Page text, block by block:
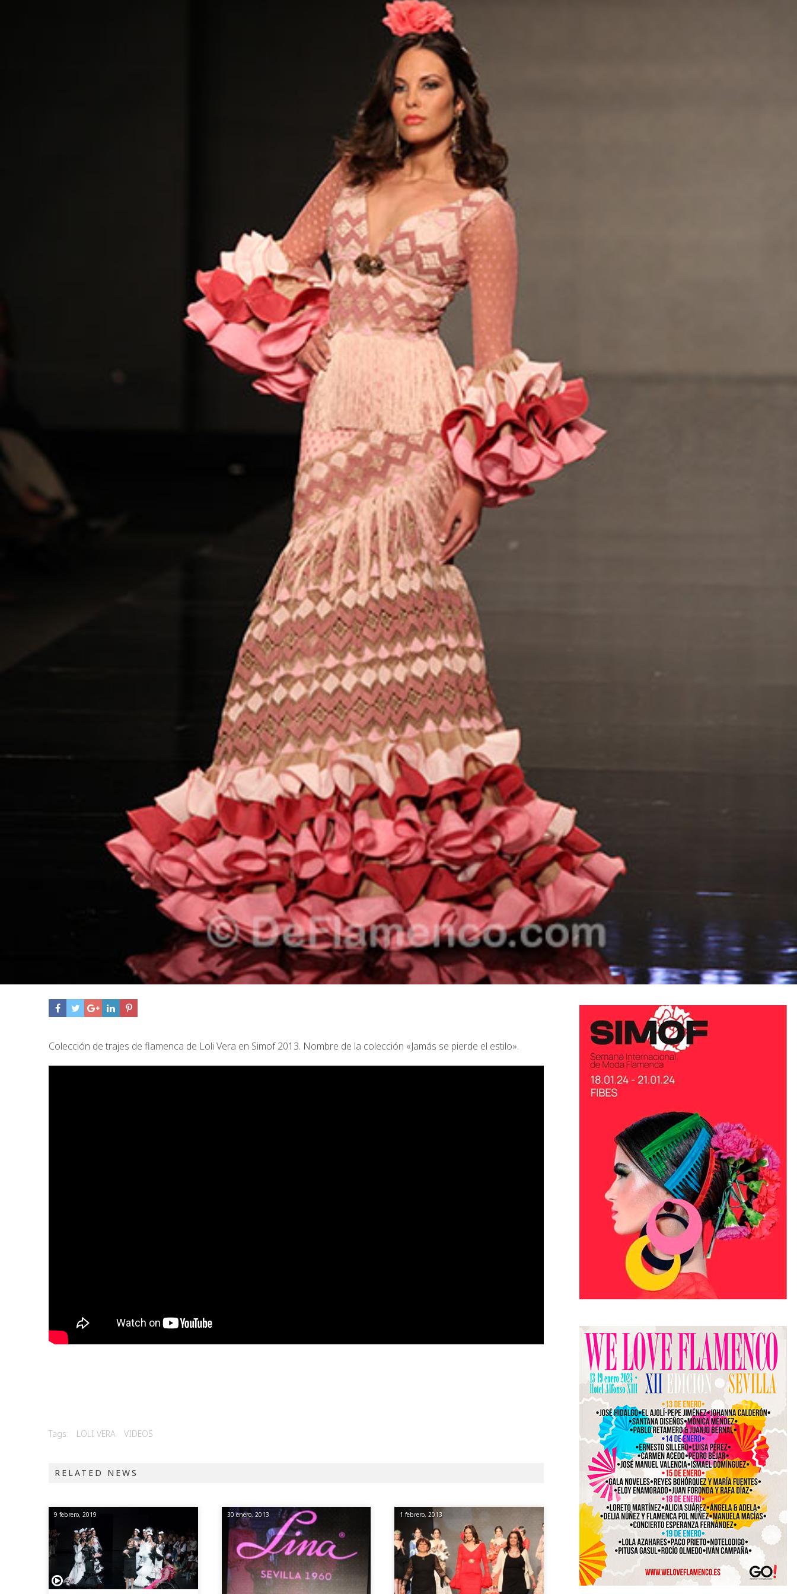
Colección de trajes de flamenca de Loli Vera en Simof 2013. Nombre de la colección «Jamás se pierde el estilo».
Tags: LOLI VERA VIDEOS
RELATED NEWS
9 febrero, 2019 30 enero, 2013 1 febrero, 2013